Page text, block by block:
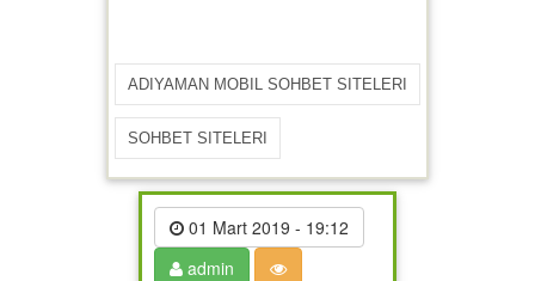
ADIYAMAN MOBIL SOHBET SITELERI
SOHBET SITELERI
01 Mart 2019 - 19:12
admin